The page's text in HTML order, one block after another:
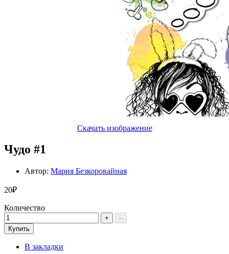
Скачать изображение
Чудо #1
Автор: Мария Безкоровайная
20₽
Количество
+
–
Купить
В закладки